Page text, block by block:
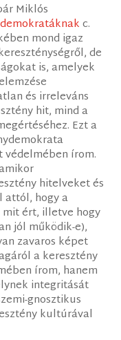
Miklós
c.
mond igaz
de
is, amelyek
és irreleváns
hit, mind a
Ezt a
védelmében írom.
hitelveket és
hogy a
ért, illetve hogy
jól működik-e),
zavaros képet
a keresztény
írom, hanem
integritását
gnosztikus
kultúrával